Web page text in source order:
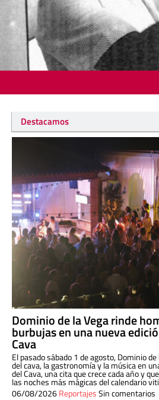
Destacamos
Dominio de la Vega rinde
burbujas en una nueva
Cava
El pasado sábado 1 de agosto, Dominio
del cava, la gastronomía y la música en
del Cava, una cita que crece cada año y
las noches más mágicas del calendario
06/08/2026ReportajesSin comentarios